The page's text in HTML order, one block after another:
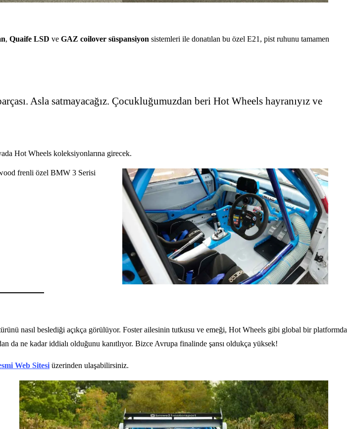
, Quaife LSD ve GAZ coilover süspansiyon sistemleri ile donatılan bu özel E21, pist ruhunu tamamen
Asla satmayacağız. Çocukluğumuzdan beri Hot Wheels hayranıyız ve
Hot Wheels koleksiyonlarına girecek.
nasıl beslediği açıkça görülüyor. Foster ailesinin tutkusu ve emeği, Hot Wheels gibi global bir platformda
da ne kadar iddialı olduğunu kanıtlıyor. Bizce Avrupa finalinde şansı oldukça yüksek!
Web Sitesi üzerinden ulaşabilirsiniz.